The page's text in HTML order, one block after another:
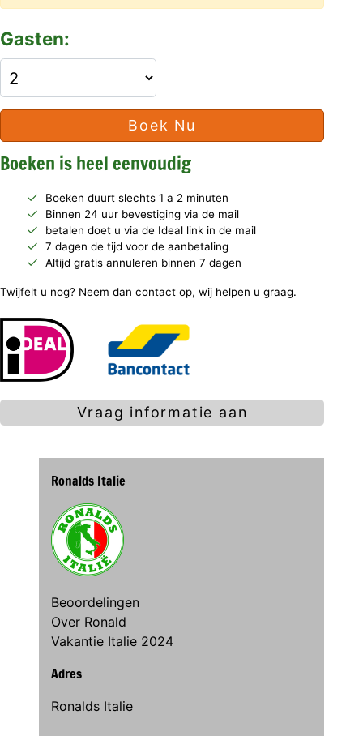
Gasten:
Boek Nu
Boeken is heel eenvoudig
Boeken duurt slechts 1 a 2 minuten
Binnen 24 uur bevestiging via de mail
betalen doet u via de Ideal link in de mail
7 dagen de tijd voor de aanbetaling
Altijd gratis annuleren binnen 7 dagen
Twijfelt u nog? Neem dan contact op, wij helpen u graag.
Vraag informatie aan
Ronalds Italie
Beoordelingen
Over Ronald
Vakantie Italie 2024
Adres
Ronalds Italie